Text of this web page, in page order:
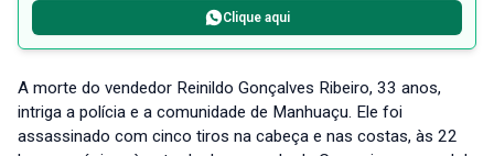
Clique aqui
A morte do vendedor Reinildo Gonçalves Ribeiro, 33 anos,
intriga a polícia e a comunidade de Manhuaçu. Ele foi
assassinado com cinco tiros na cabeça e nas costas, às 22